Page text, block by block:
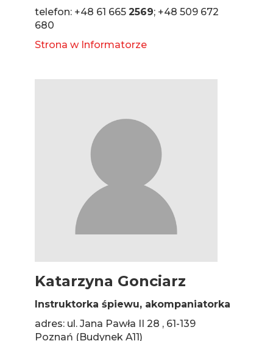
telefon: +48 61 6652569; +48 509 672
680
Strona w Informatorze
Katarzyna Gonciarz
Instruktorka śpiewu, akompaniatorka
adres: ul. Jana Pawła II 28 , 61-139
Poznań (Budynek A11)